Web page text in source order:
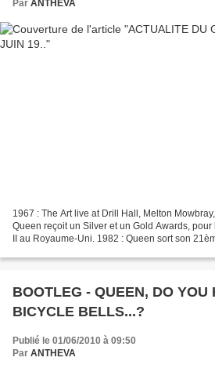
Par ANTHEVA
1967 : The Art live at Drill Hall, Melton
Queen reçoit un Silver et un Gold Awards,
II au Royaume-Uni. 1982 : Queen sort son
BOOTLEG - QUEEN, DO YOU
BICYCLE BELLS...?
Publié le 01/06/2010 à 09:50
Par ANTHEVA